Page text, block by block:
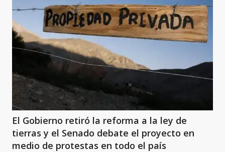
El Gobierno retiró la reforma a la ley de
tierras y el Senado debate el proyecto en
medio de protestas en todo el país